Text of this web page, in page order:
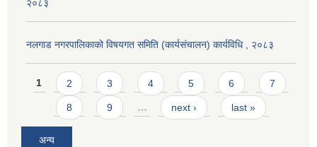
२०८३
नलगाड नगरपालिकाको विषयगत समिति (कार्यसंचालन) कार्यविधि , २०८३
Pages
1 2 3 4 5 6 7
8 9 … next › last »
अन्य